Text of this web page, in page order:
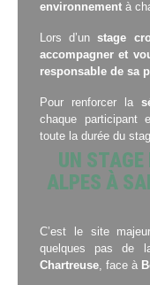
environnement à
Lors d’unstage
accompagner et
responsable de sa
Pour renforcer la
chaque participant
toute la durée du
UN
ALPES À
C’est le site
quelques pas
Chartreuse, face à